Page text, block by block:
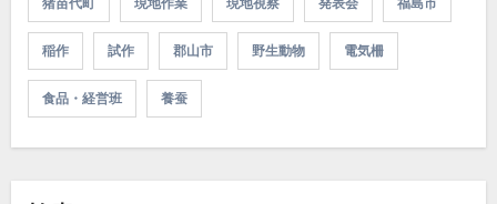
猪苗代町 現地作業 現地視察 発表会 福島市
稲作 試作 郡山市 野生動物 電気柵
食品・経営班 養蚕